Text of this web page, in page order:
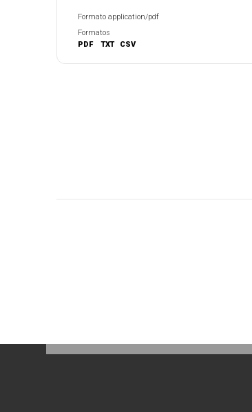
Formato application/pdf
Formatos
PDF
TXT CSV